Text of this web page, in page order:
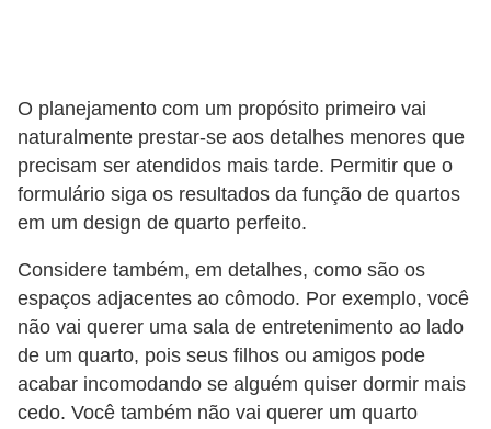
O planejamento com um propósito primeiro vai
naturalmente prestar-se aos detalhes menores que
precisam ser atendidos mais tarde. Permitir que o
formulário siga os resultados da função de quartos
em um design de quarto perfeito.
Considere também, em detalhes, como são os
espaços adjacentes ao cômodo. Por exemplo, você
não vai querer uma sala de entretenimento ao lado
de um quarto, pois seus filhos ou amigos pode
acabar incomodando se alguém quiser dormir mais
cedo. Você também não vai querer um quarto